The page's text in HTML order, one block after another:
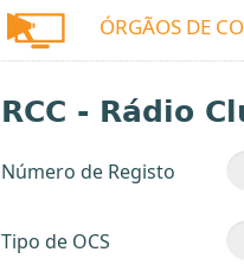
ÓRGÃOS DE
RCC - Rádio
Número de Registo
Tipo de OCS